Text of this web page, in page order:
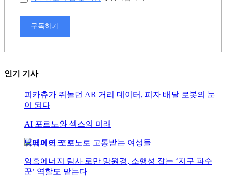
구독하기
인기 기사
피카츄가 뛰놀던 AR 거리 데이터, 피자 배달 로봇의 눈
이 되다
AI 포르노와 섹스의 미래
딥페이크 포르노로 고통받는 여성들
암흑에너지 탐사 로만 망원경, 소행성 잡는 ‘지구 파수
꾼’ 역할도 맡는다